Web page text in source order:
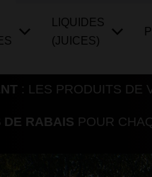
LIQUIDES
(JUICES)
: LES PRODUITS DE
DE RABAIS POUR